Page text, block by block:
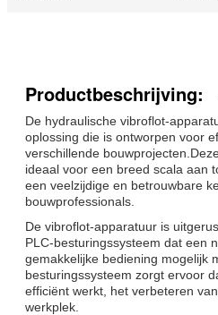
Productbeschrijving:
De hydraulische vibroflot-
oplossing die is ontworpen voor
verschillende
ideaal voor een breed scala aan
een veelzijdige en betrouwbare
bouwprofessionals.
De vibroflot-apparatuur is
PLC-besturingssysteem dat een
gemakkelijke bediening mogelijk
besturingssysteem zorgt ervoor
efficiënt werkt, het verbeteren
werkplek.